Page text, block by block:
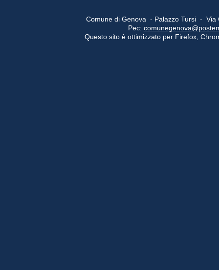
Comune di Genova - Palazzo Tursi -
Pec:
Questo sito è ottimizzato per Firefox,